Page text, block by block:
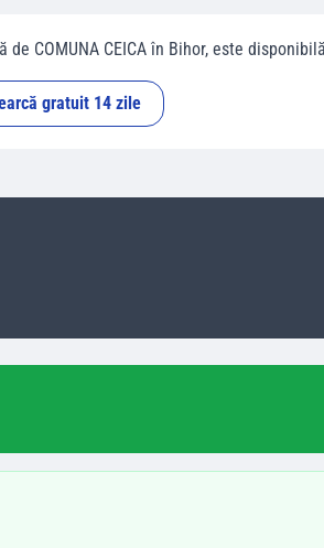
de COMUNA CEICA în Bihor, este
gratuit 14 zile